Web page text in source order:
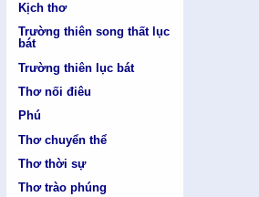
Kịch thơ
Trường thiên song thất lục
bát
Trường thiên lục bát
Thơ nối điêu
Phú
Thơ chuyển thể
Thơ thời sự
Thơ trào phúng